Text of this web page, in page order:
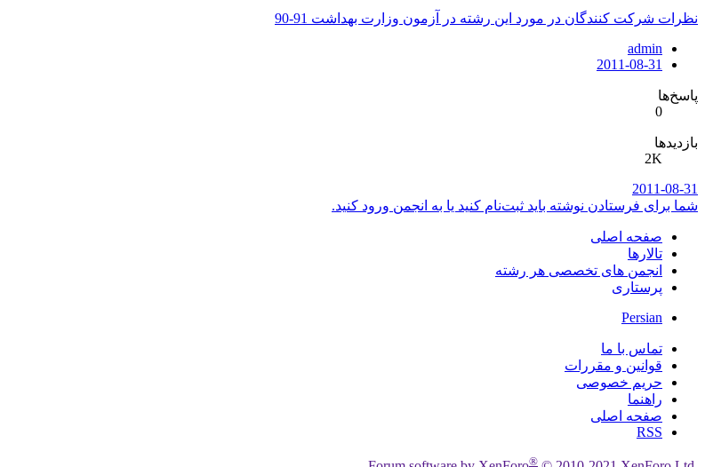
نظرات شرکت کنندگان در مورد این رشته در آزمون وزارت بهداشت 91-90
admin
2011-08-31
پاسخ‌ها
0
بازدیدها
2K
2011-08-31
شما برای فرستادن نوشته باید ثبت‌نام کنید یا به انجمن ورود کنید.
صفحه اصلی
تالارها
انجمن های تخصصی هر رشته
پرستاری
Persian
تماس با ما
قوانین و مقررات
حریم خصوصی
راهنما
صفحه اصلی
RSS
®